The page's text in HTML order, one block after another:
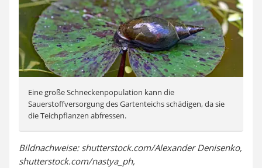
Eine große Schneckenpopulation kann die
Sauerstoffversorgung des Gartenteichs schädigen, da sie
die Teichpflanzen abfressen.
Bildnachweise: shutterstock.com/Alexander Denisenko,
shutterstock.com/nastya_ph,